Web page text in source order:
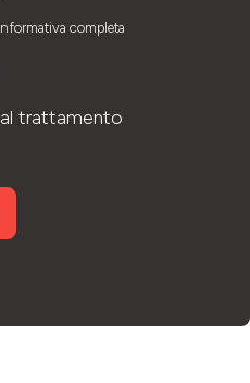
completa
trattamento